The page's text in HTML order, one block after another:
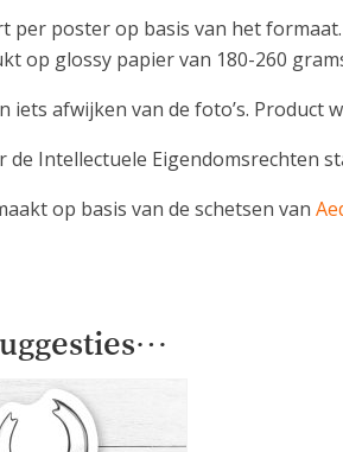
per poster op basis van het
op glossy papier van 180-260
iets afwijken van de foto’s. Product
de Intellectuele Eigendomsrechten
op basis van de schetsen van